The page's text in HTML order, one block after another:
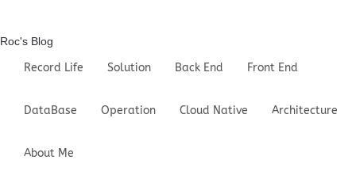
Roc's Blog
Record Life Solution Back End Front End
DataBase Operation Cloud Native Architecture
About Me